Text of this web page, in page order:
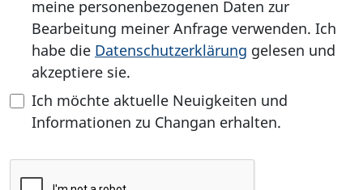
meine personenbezogenen Daten zur
Bearbeitung meiner Anfrage verwenden. Ich
habe die Datenschutzerklärung gelesen und
akzeptiere sie.
Ich möchte aktuelle Neuigkeiten und
Informationen zu Changan erhalten.